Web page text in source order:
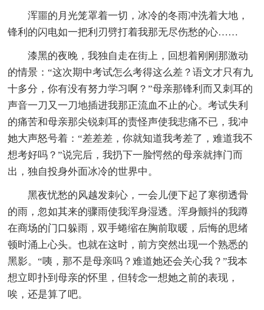
浑噩的月光笼罩着一切，冰冷的冬雨冲洗着大地，
锋利的闪电如一把利刃劈打着我那无尽伤愁的心……
漆黑的夜晚，我独自走在街上，回想着刚刚那激动
的情景：“这次期中考试怎么考得这么差？语文才只有九
十多分，你有没有努力学习啊？”母亲那锋利而又刺耳的
声音一刀又一刀地插进我那正流血不止的心。考试失利
的痛苦和母亲那尖锐刺耳的责怪声使我悲痛不已，我冲
她大声怒号着：“差差差，你就知道我考差了，难道我不
想考好吗？”说完后，我扔下一脸愕然的母亲就摔门而
出，独自投身外面冰冷的世界中。
黑夜忧愁的风越发刺心，一会儿便下起了寒彻透骨
的雨，忽如其来的骤雨使我浑身湿透。浑身颤抖的我蹲
在商场的门口躲雨，双手蜷缩在胸前取暖，后悔的思绪
顿时涌上心头。也就在这时，前方突然出现一个熟悉的
黑影。“咦，那不是母亲吗？难道她还会关心我？”我本
想立即扑到母亲的怀里，但转念一想她之前的表现，
唉，还是算了吧。